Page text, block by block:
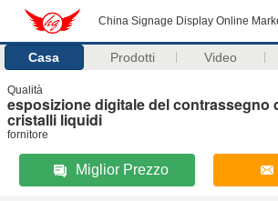
China Signage Display Online
Casa Prodotti Video
Qualità
esposizione digitale del contrassegno
cristalli liquidi
fornitore
Miglior Prezzo